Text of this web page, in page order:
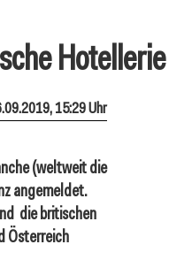
Hotellerie
15:29 Uhr
(weltweit die
angemeldet.
die britischen
Österreich